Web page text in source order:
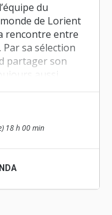
du
de Lorient
rencontre entre
Par sa sélection
partager son
aussi
population et
Or
18 h 00 min